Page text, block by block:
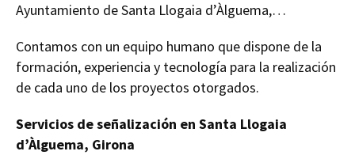
Ayuntamiento de Santa Llogaia d’Àlguema,…
Contamos con un equipo humano que dispone de la
formación, experiencia y tecnología para la realización
de cada uno de los proyectos otorgados.
Servicios de señalización en Santa Llogaia
d’Àlguema, Girona